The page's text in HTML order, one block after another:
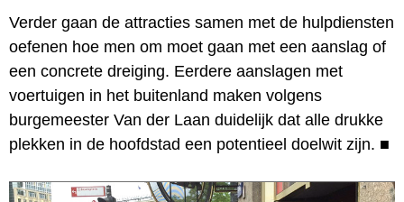
Verder gaan de attracties samen met de hulpdiensten
oefenen hoe men om moet gaan met een aanslag of
een concrete dreiging. Eerdere aanslagen met
voertuigen in het buitenland maken volgens
burgemeester Van der Laan duidelijk dat alle drukke
plekken in de hoofdstad een potentieel doelwit zijn. ■